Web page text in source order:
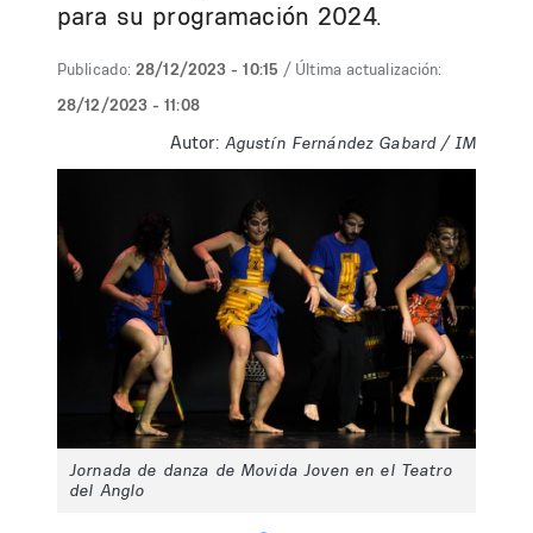
para su programación 2024.
Publicado: 28/12/2023 - 10:15 / Última actualización:
28/12/2023 - 11:08
Autor: Agustín Fernández Gabard / IM
Jornada de danza de Movida Joven en el Teatro
del Anglo